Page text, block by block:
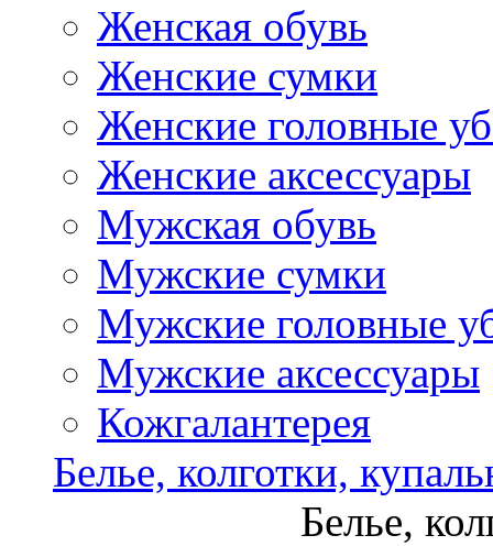
Женская обувь
Женские сумки
Женские головные
Женские аксессуары
Мужская обувь
Мужские сумки
Мужские головные
Мужские аксессуары
Кожгалантерея
Белье, колготки,
Белье,